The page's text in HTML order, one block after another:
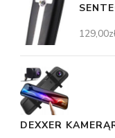
129,00
DEXXER